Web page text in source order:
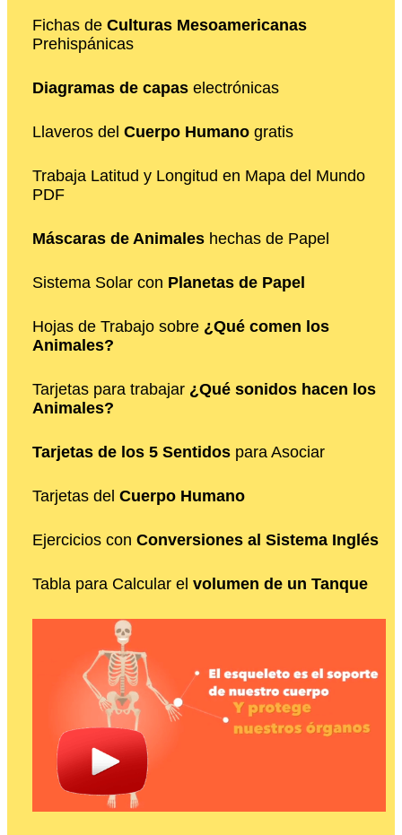
Fichas de Culturas Mesoamericanas
Prehispánicas
Diagramas de capas electrónicas
Llaveros del Cuerpo Humano gratis
Trabaja Latitud y Longitud en Mapa del Mundo
PDF
Máscaras de Animales hechas de Papel
Sistema Solar con Planetas de Papel
Hojas de Trabajo sobre ¿Qué comen los
Animales?
Tarjetas para trabajar ¿Qué sonidos hacen los
Animales?
Tarjetas de los 5 Sentidos para Asociar
Tarjetas del Cuerpo Humano
Ejercicios con Conversiones al Sistema Inglés
Tabla para Calcular el volumen de un Tanque